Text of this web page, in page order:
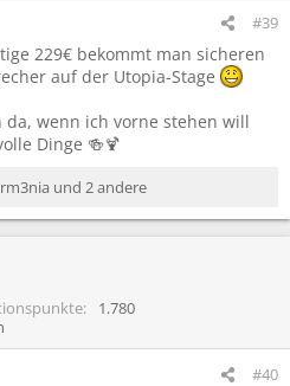
#39
229€ bekommt man sicheren
auf der Utopia-Stage
wenn ich vorne stehen will
Dinge 🍻🍹
und 2 andere
1.780
#40